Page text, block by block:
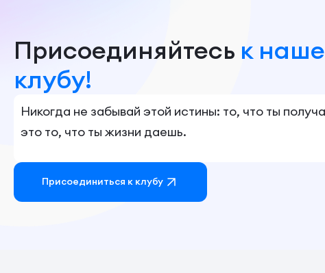
Присоединяйтесь к
клубу!
Никогда не забывай этой истины: то, что ты
это то, что ты жизни даешь.
Присоединиться к клубу